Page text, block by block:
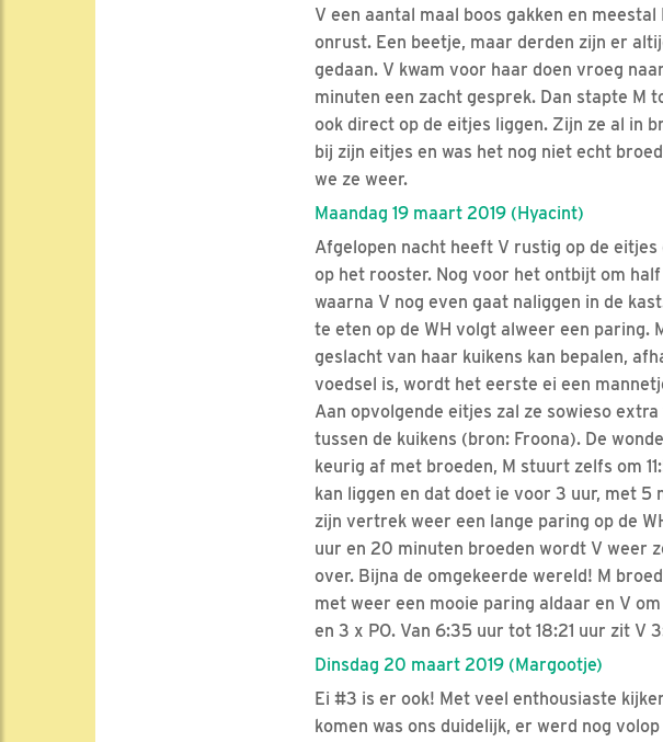
V een aantal maal boos gakken en
onrust. Een beetje, maar derden zijn er
gedaan. V kwam voor haar doen vroeg
minuten een zacht gesprek. Dan stapte M
ook direct op de eitjes liggen. Zijn ze al in
bij zijn eitjes en was het nog niet echt
we ze weer.
Maandag 19 maart 2019 (Hyacint)
Afgelopen nacht heeft V rustig op de
op het rooster. Nog voor het ontbijt om
waarna V nog even gaat naliggen in de
te eten op de WH volgt alweer een
geslacht van haar kuikens kan bepalen,
voedsel is, wordt het eerste ei een
Aan opvolgende eitjes zal ze sowieso
tussen de kuikens (bron: Froona). De
keurig af met broeden, M stuurt zelfs om
kan liggen en dat doet ie voor 3 uur, met 5
zijn vertrek weer een lange paring op de
uur en 20 minuten broeden wordt V weer
over. Bijna de omgekeerde wereld! M
met weer een mooie paring aldaar en V
en 3 x PO. Van 6:35 uur tot 18:21 uur zit V
Dinsdag 20 maart 2019 (Margootje)
Ei #3 is er ook! Met veel enthousiaste
komen was ons duidelijk, er werd nog